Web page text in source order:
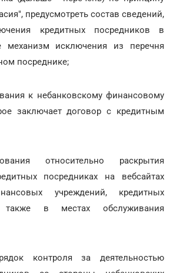
предусмотреть состав сведений,
кредитных посредников в
механизм исключения из перечня
посреднике;
к небанковскому финансовому
заключает договор с кредитным
относительно раскрытия
посредниках на вебсайтах
учреждений, кредитных
в местах обслуживания
контроля за деятельностью